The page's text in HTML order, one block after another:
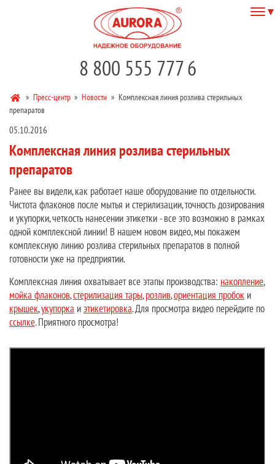
8 800 555 777 6
» Пресс-центр » Новости » Комплексная линия розлива стерильных
препаратов
05.10.2016
Комплексная линия розлива стерильных
препаратов
Ранее вы видели, как работает наше оборудование по отдельности.
Чистота флаконов после мытья и стерилизации, точность дозирования
и укупорки, четкость нанесении этикетки - все это возможно в рамках
одной комплексной линии! В нашем новом видео, мы покажем
комплексную линию розлива стерильных препаратов в полной
готовности уже на предприятии.
Комплексная линия охватывает все этапы производства: накопление,
мойка флаконов,стерилизация тары,розлив,ориентация пробок и
крышек,укупорка иэтикетировка. Для просмотра видео перейдите по
ссылке. Приятного просмотра!